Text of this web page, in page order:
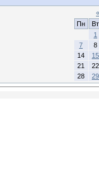
«
Пн
Вт
1
7
8
14
15
21
22
28
29